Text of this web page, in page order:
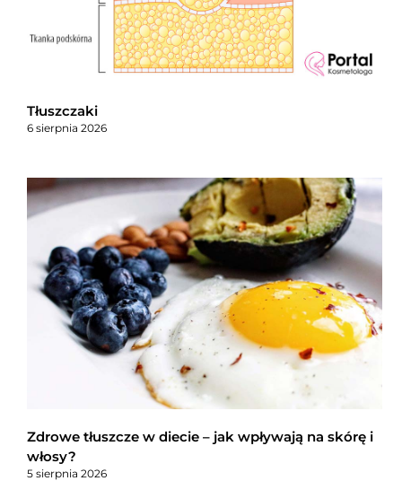
Tłuszczaki
6 sierpnia 2026
Zdrowe tłuszcze w diecie – jak wpływają na skórę i
włosy?
5 sierpnia 2026